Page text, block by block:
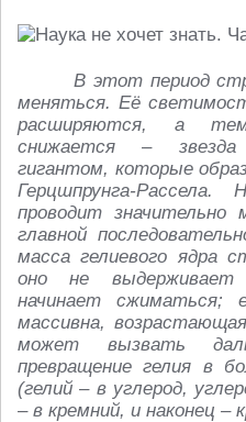
В этот период
меняться. Её
расширяются, а
снижается –
гигантом, которые
Герцшпрунга-
проводит
главной
масса гелиевого ядра
оно не выдерживает
начинает сжиматься;
массивна,
может вызвать
превращение гелия в
(гелий – в углерод,
– в кремний, и наконец –